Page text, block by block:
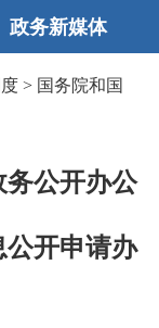
政务新媒体
> 国务院和国
务公开办公
公开申请办